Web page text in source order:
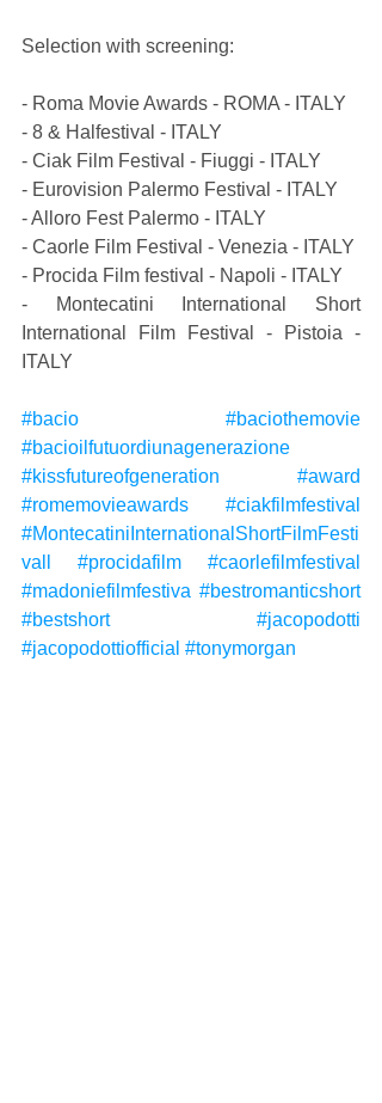
Selection with screening:
- Roma Movie Awards - ROMA - ITALY
- 8 & Halfestival - ITALY
- Ciak Film Festival - Fiuggi - ITALY
- Eurovision Palermo Festival - ITALY
- Alloro Fest Palermo - ITALY
- Caorle Film Festival - Venezia - ITALY
- Procida Film festival - Napoli - ITALY
- Montecatini International Short
International Film Festival - Pistoia -
ITALY
#bacio
#baciothemovie
#bacioilfutuordiunagenerazione
#kissfutureofgeneration
#award
#romemovieawards
#ciakfilmfestival
#MontecatiniInternationalShortFilmFesti
vall
#procidafilm
#caorlefilmfestival
#madoniefilmfestiva #bestromanticshort
#bestshort
#jacopodotti
#jacopodottiofficial #tonymorgan